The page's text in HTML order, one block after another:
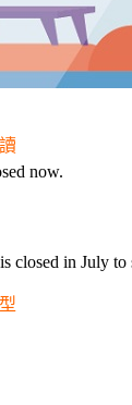
now.
closed in July to